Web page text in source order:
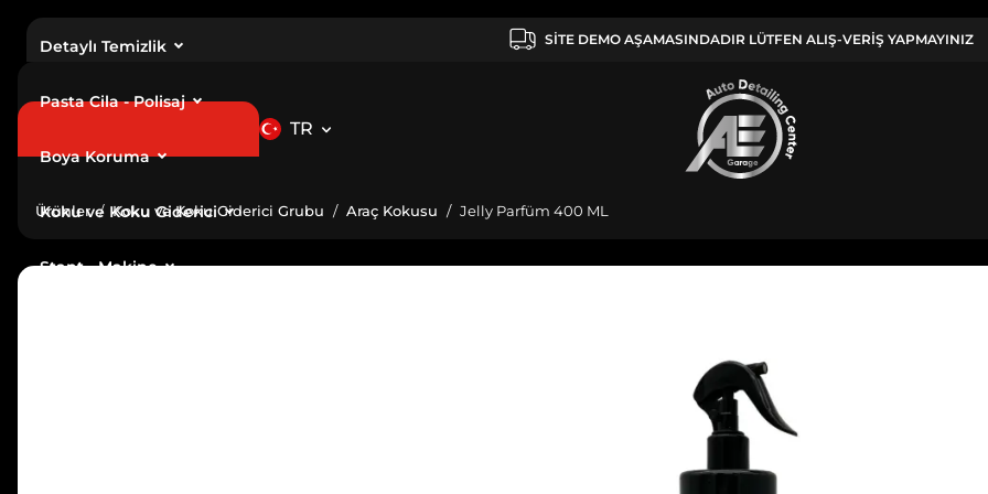
SİTE DEMO AŞAMASINDADIR LÜTFEN ALIŞ-VERİŞ YAPMAYINIZ
TR
Detaylı Temizlik
Pasta Cila - Polisaj
Boya Koruma
Koku ve Koku Giderici
Stant - Makine
Ürünler Koku ve Koku Giderici Grubu Araç Kokusu Jelly Parfüm 400 ML